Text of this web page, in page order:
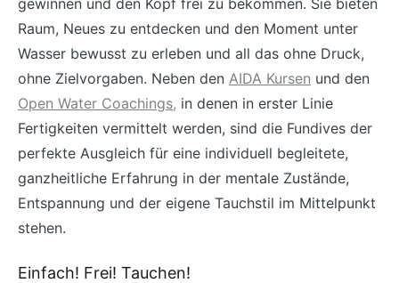
Raum, Neues zu entdecken und den Moment unter
Wasser bewusst zu erleben und all das ohne Druck,
ohne Zielvorgaben. Neben den AIDA Kursen und den
Open Water Coachings, in denen in erster Linie
Fertigkeiten vermittelt werden, sind die Fundives der
perfekte Ausgleich für eine individuell begleitete,
ganzheitliche Erfahrung in der mentale Zustände,
Entspannung und der eigene Tauchstil im Mittelpunkt
stehen.
Einfach! Frei! Tauchen!